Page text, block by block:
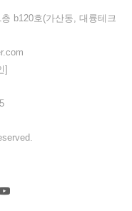
b120호(가산동, 대륭테크
]